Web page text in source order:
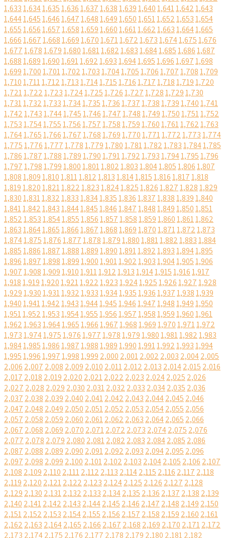
1,6331,6341,6351,6361,6371,6381,6391,6401,6411,6421,643
1,6441,6451,6461,6471,6481,6491,6501,6511,6521,6531,654
1,6551,6561,6571,6581,6591,6601,6611,6621,6631,6641,665
1,6661,6671,6681,6691,6701,6711,6721,6731,6741,6751,676
1,6771,6781,6791,6801,6811,6821,6831,6841,6851,6861,687
1,6881,6891,6901,6911,6921,6931,6941,6951,6961,6971,698
1,6991,7001,7011,7021,7031,7041,7051,7061,7071,7081,709
1,7101,7111,7121,7131,7141,7151,7161,7171,7181,7191,720
1,7211,7221,7231,7241,7251,7261,7271,7281,7291,730
1,7311,7321,7331,7341,7351,7361,7371,7381,7391,7401,741
1,7421,7431,7441,7451,7461,7471,7481,7491,7501,7511,752
1,7531,7541,7551,7561,7571,7581,7591,7601,7611,7621,763
1,7641,7651,7661,7671,7681,7691,7701,7711,7721,7731,774
1,7751,7761,7771,7781,7791,7801,7811,7821,7831,7841,785
1,7861,7871,7881,7891,7901,7911,7921,7931,7941,7951,796
1,7971,7981,7991,8001,8011,8021,8031,8041,8051,8061,807
1,8081,8091,8101,8111,8121,8131,8141,8151,8161,8171,818
1,8191,8201,8211,8221,8231,8241,8251,8261,8271,8281,829
1,8301,8311,8321,8331,8341,8351,8361,8371,8381,8391,840
1,8411,8421,8431,8441,8451,8461,8471,8481,8491,8501,851
1,8521,8531,8541,8551,8561,8571,8581,8591,8601,8611,862
1,8631,8641,8651,8661,8671,8681,8691,8701,8711,8721,873
1,8741,8751,8761,8771,8781,8791,8801,8811,8821,8831,884
1,8851,8861,8871,8881,8891,8901,8911,8921,8931,8941,895
1,8961,8971,8981,8991,9001,9011,9021,9031,9041,9051,906
1,9071,9081,9091,9101,9111,9121,9131,9141,9151,9161,917
1,9181,9191,9201,9211,9221,9231,9241,9251,9261,9271,928
1,9291,9301,9311,9321,9331,9341,9351,9361,9371,9381,939
1,9401,9411,9421,9431,9441,9451,9461,9471,9481,9491,950
1,9511,9521,9531,9541,9551,9561,9571,9581,9591,9601,961
1,9621,9631,9641,9651,9661,9671,9681,9691,9701,9711,972
1,9731,9741,9751,9761,9771,9781,9791,9801,9811,9821,983
1,9841,9851,9861,9871,9881,9891,9901,9911,9921,9931,994
1,9951,9961,9971,9981,999 2,000 2,0012,002 2,003 2,0042,005
2,006 2,007 2,008 2,009 2,010 2,0112,012 2,013 2,0142,015 2,016
2,017 2,018 2,019 2,020 2,0212,022 2,023 2,0242,025 2,026
2,027 2,028 2,029 2,030 2,0312,032 2,033 2,0342,035 2,036
2,037 2,038 2,039 2,040 2,0412,042 2,043 2,0442,045 2,046
2,047 2,048 2,049 2,050 2,0512,052 2,053 2,0542,055 2,056
2,057 2,058 2,059 2,060 2,0612,062 2,063 2,0642,065 2,066
2,067 2,068 2,069 2,070 2,0712,072 2,073 2,0742,075 2,076
2,077 2,078 2,079 2,080 2,0812,082 2,083 2,0842,085 2,086
2,087 2,088 2,089 2,090 2,0912,092 2,093 2,0942,095 2,096
2,097 2,098 2,099 2,100 2,1012,102 2,103 2,1042,105 2,106 2,107
2,108 2,109 2,110 2,1112,112 2,113 2,1142,115 2,116 2,117 2,118
2,119 2,120 2,1212,122 2,123 2,1242,125 2,126 2,127 2,128
2,129 2,130 2,1312,132 2,133 2,1342,135 2,136 2,137 2,138 2,139
2,140 2,1412,142 2,143 2,1442,145 2,146 2,147 2,148 2,149 2,150
2,1512,152 2,153 2,1542,155 2,156 2,157 2,158 2,159 2,160 2,161
2,162 2,163 2,1642,165 2,166 2,167 2,168 2,169 2,170 2,1712,172
2,173 2,1742,175 2,176 2,177 2,178 2,179 2,180 2,1812,182